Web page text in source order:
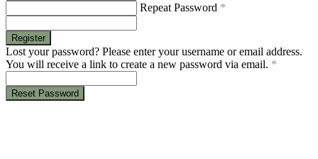
Repeat Password *
Register
Lost your password? Please enter your username or email address.
You will receive a link to create a new password via email. *
Reset Password